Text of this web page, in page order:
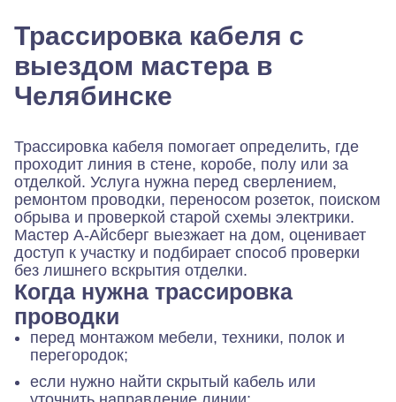
Трассировка кабеля с
выездом мастера в
Челябинске
Трассировка кабеля помогает определить, где
проходит линия в стене, коробе, полу или за
отделкой. Услуга нужна перед сверлением,
ремонтом проводки, переносом розеток, поиском
обрыва и проверкой старой схемы электрики.
Мастер А-Айсберг выезжает на дом, оценивает
доступ к участку и подбирает способ проверки
без лишнего вскрытия отделки.
Когда нужна трассировка
проводки
перед монтажом мебели, техники, полок и
перегородок;
если нужно найти скрытый кабель или